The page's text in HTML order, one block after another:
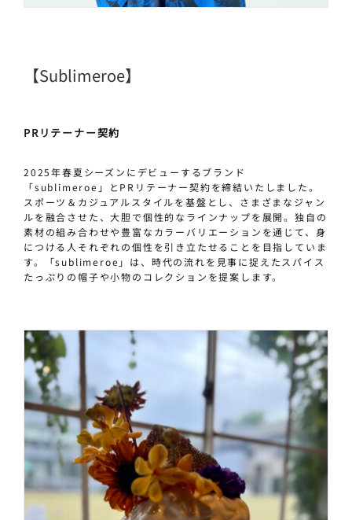
【sublimeroe】
PRリテーナー契約
2025年春夏シーズンにデビューするブランド
「sublimeroe」とPRリテーナー契約を締結いたしました。
スポーツ＆カジュアルスタイルを基盤とし、さまざまなジャン
ルを融合させた、大胆で個性的なラインナップを展開。独自の
素材の組み合わせや豊富なカラーバリエーションを通じて、身
につける人それぞれの個性を引き立たせることを目指していま
す。「sublimeroe」は、時代の流れを見事に捉えたスパイス
たっぷりの帽子や小物のコレクションを提案します。